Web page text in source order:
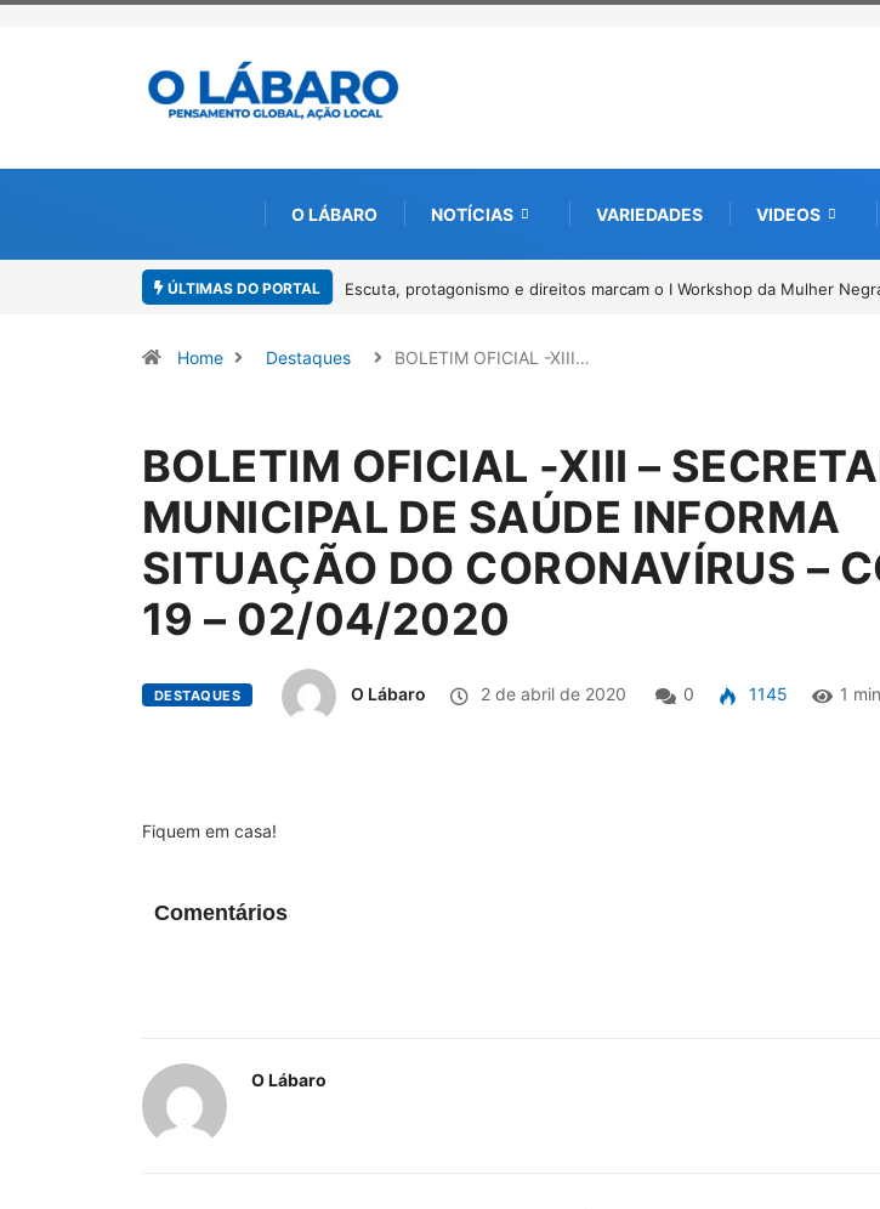
O LÁBARO NOTÍCIAS VARIEDADES VIDEOS
ÚLTIMAS DO PORTAL Escuta, protagonismo e direitos marcam o I Workshop da Mulher
Home Destaques BOLETIM OFICIAL -XIII…
BOLETIM OFICIAL -XIII –
MUNICIPAL DE SAÚDE INFORMA
SITUAÇÃO DO CORONAVÍRUS –
19 – 02/04/2020
DESTAQUES O Lábaro 2 de abril de 2020 0 1145 1
Fiquem em casa!
Comentários
O Lábaro